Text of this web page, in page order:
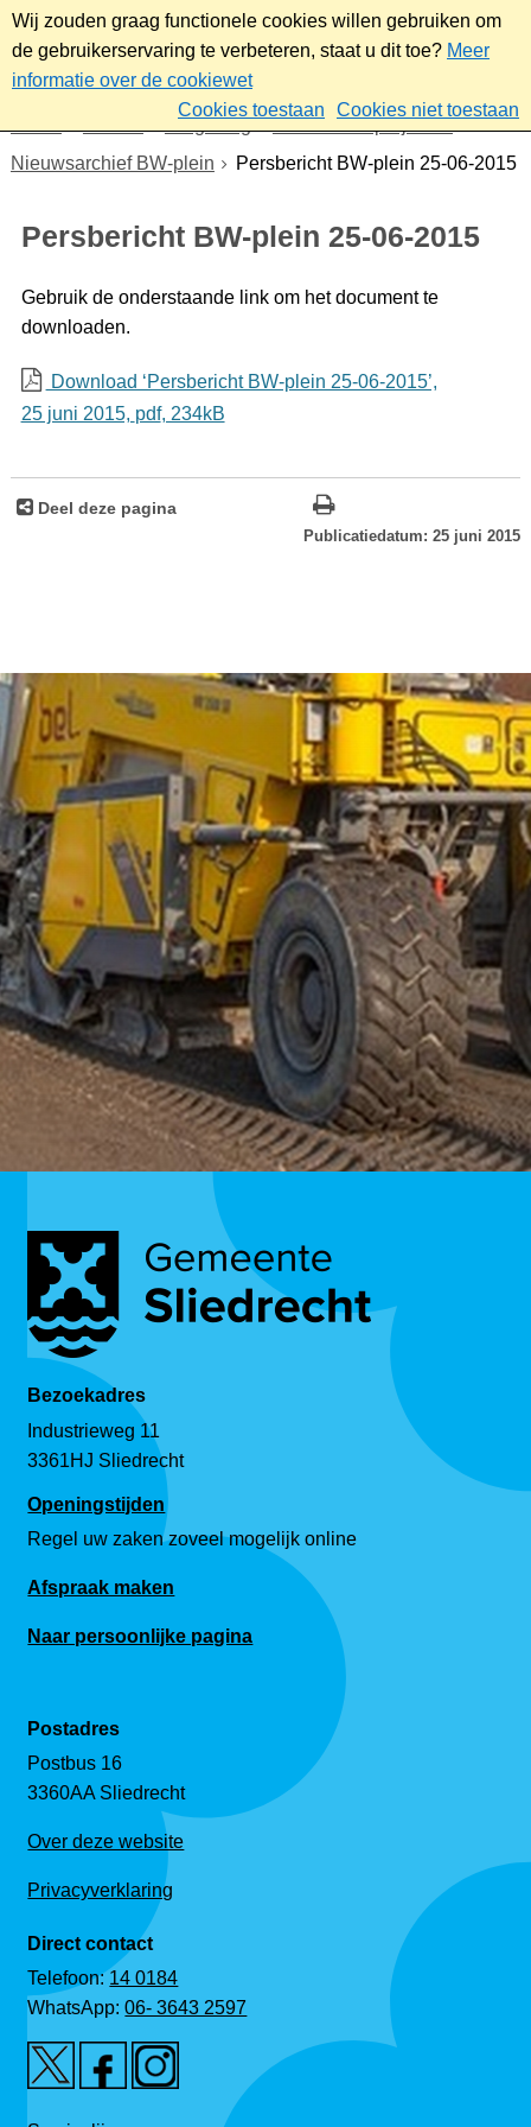
Wij zouden graag functionele cookies willen gebruiken om
de gebruikerservaring te verbeteren, staat u dit toe? Meer
informatie over de cookiewet
Cookies toestaan
Cookies niet toestaan
Omgeving
Plannen en projecten
Nieuwsarchief BW-plein
Persbericht BW-plein 25-06-2015
Persbericht BW-plein 25-06-2015
Gebruik de onderstaande link om het document te
downloaden.
Download ‘Persbericht BW-plein 25-06-2015’,
25 juni 2015, pdf, 234kB
Deel deze pagina
Publicatiedatum: 25 juni 2015
Bezoekadres
Industrieweg 11
3361HJ Sliedrecht
Openingstijden
Regel uw zaken zoveel mogelijk online
Afspraak maken
Naar persoonlijke pagina
Postadres
Postbus 16
3360AA Sliedrecht
Over deze website
Privacyverklaring
Direct contact
Telefoon:14 0184
WhatsApp:06- 3643 2597